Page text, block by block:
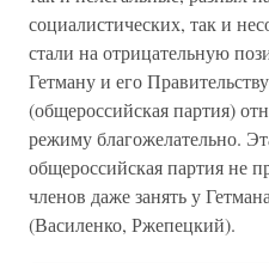
социалистических, так и
стали на отрицательную
Гетману и его
(общероссийская партия)
режиму благожелательно.
общероссийская партия не
членов даже занять у
(Василенко, Ржепецкий).